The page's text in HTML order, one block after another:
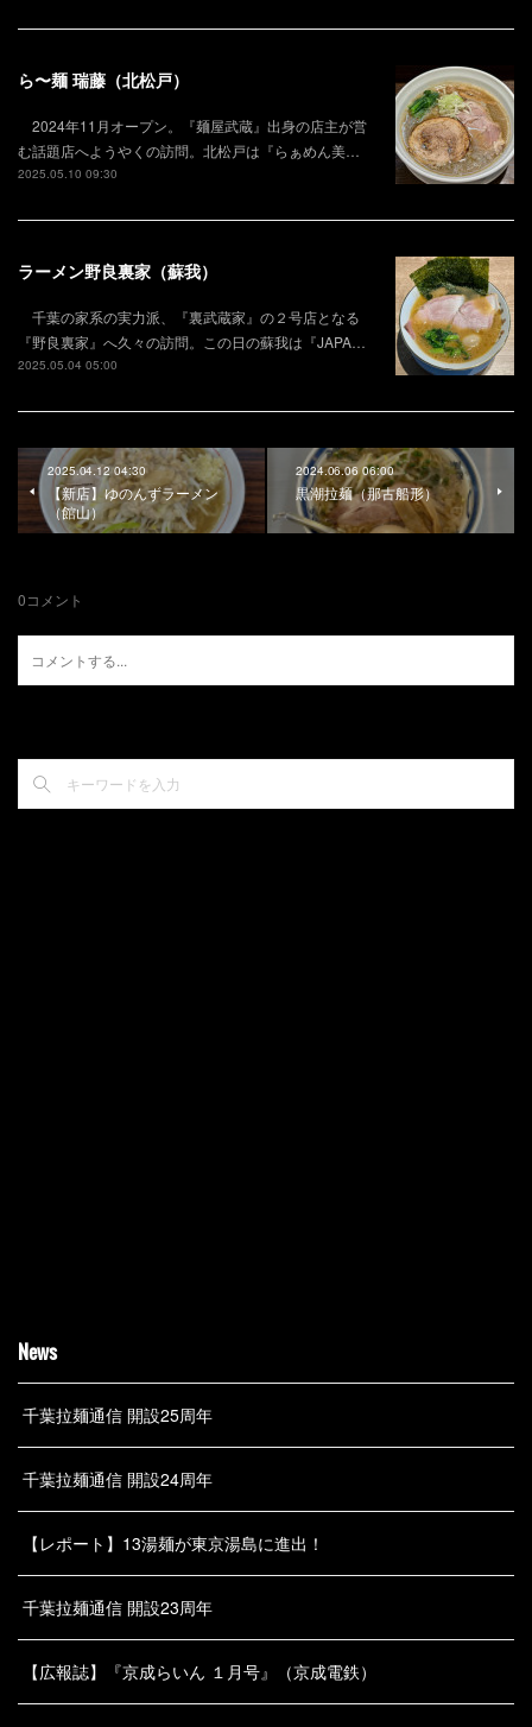
ら〜麺 瑞藤（北松戸）
2024年11月オープン。『麺屋武蔵』出身の店主が営
む話題店へようやくの訪問。北松戸は『らぁめん美…
2025.05.10 09:30
ラーメン野良裏家（蘇我）
千葉の家系の実力派、『裏武蔵家』の２号店となる
『野良裏家』へ久々の訪問。この日の蘇我は『JAPA…
2025.05.04 05:00
2025.04.12 04:30
【新店】ゆのんずラーメン
（館山）
2024.06.06 06:00
黒潮拉麺（那古船形）
0コメント
News
千葉拉麺通信 開設25周年
千葉拉麺通信 開設24周年
【レポート】13湯麺が東京湯島に進出！
千葉拉麺通信 開設23周年
【広報誌】『京成らいん １月号』（京成電鉄）